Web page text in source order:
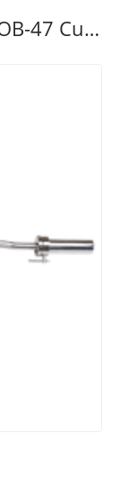
Body Solid Barra Z Olímpica OB-47 Curl Bar